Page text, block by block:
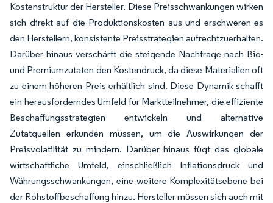
Kostenstruktur der Hersteller. Diese Preisschwankungen wirken
sich direkt auf die Produktionskosten aus und erschweren es
den Herstellern, konsistente Preisstrategien aufrechtzuerhalten.
Darüber hinaus verschärft die steigende Nachfrage nach Bio-
und Premiumzutaten den Kostendruck, da diese Materialien oft
zu einem höheren Preis erhältlich sind. Diese Dynamik schafft
ein herausforderndes Umfeld für Marktteilnehmer, die effiziente
Beschaffungsstrategien entwickeln und alternative
Zutatquellen erkunden müssen, um die Auswirkungen der
Preisvolatilität zu mindern. Darüber hinaus fügt das globale
wirtschaftliche Umfeld, einschließlich Inflationsdruck und
Währungsschwankungen, eine weitere Komplexitätsebene bei
der Rohstoffbeschaffung hinzu. Hersteller müssen sich auch mit